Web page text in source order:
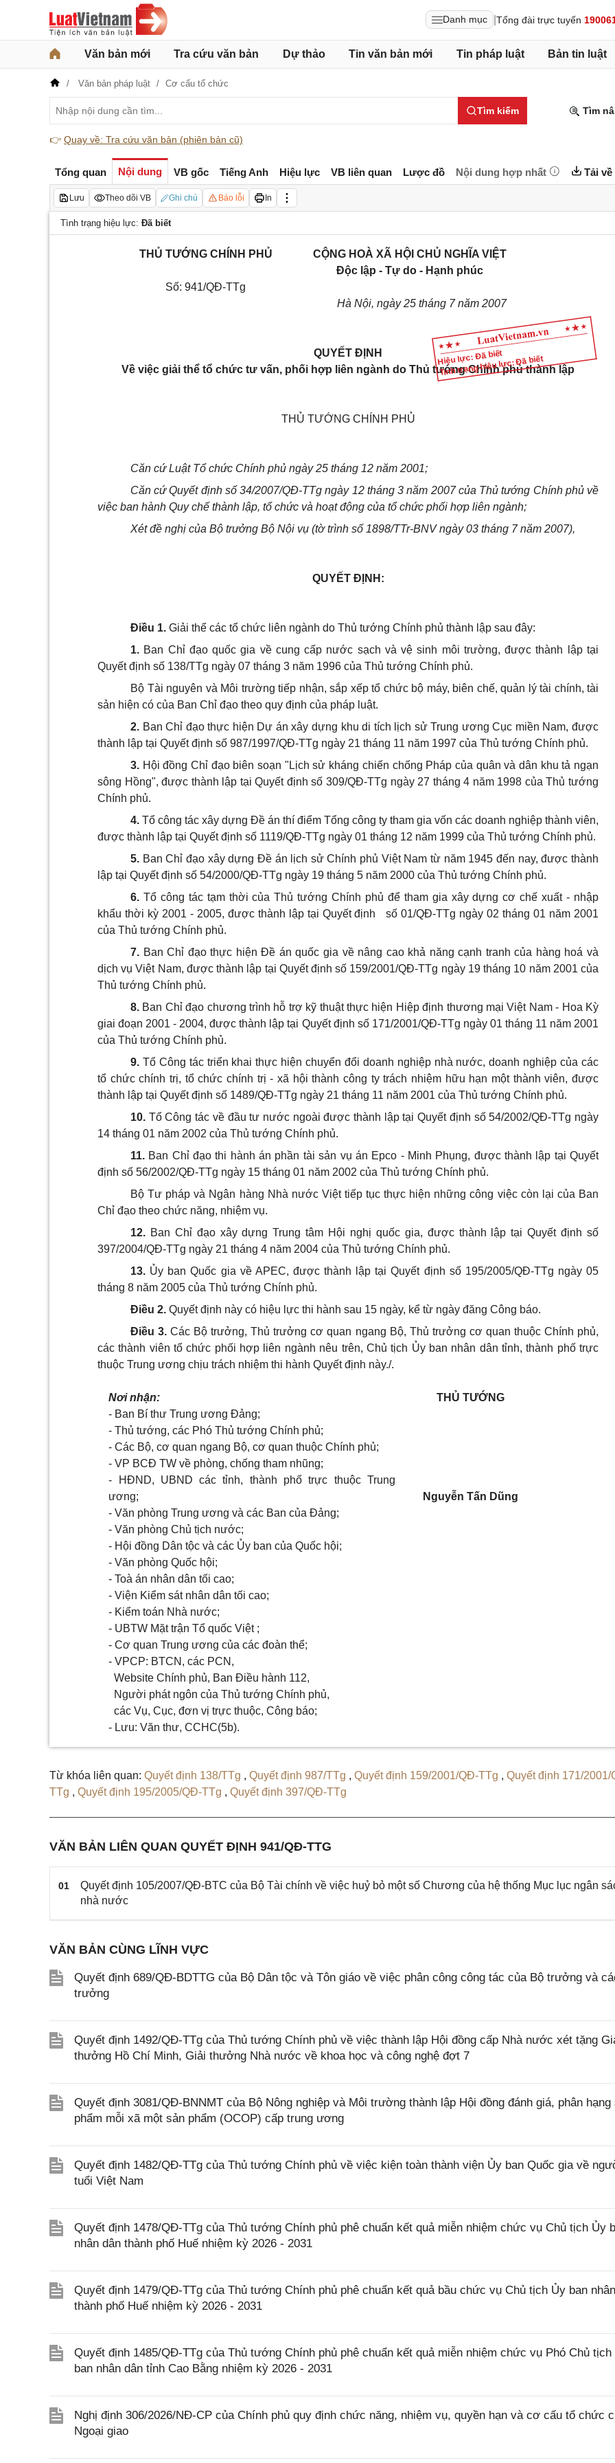
Danh mục Tổng đài trực tuyến
Văn bản mới Tra cứu văn bản Dự thảo Tin văn bản mới Tin pháp luật Bản tin luật
Văn bản pháp luật Cơ cấu tổ chức
Tìm kiếm Tìm
👉 Quay về: Tra cứu văn bản (phiên bản cũ)
Tổng quan Nội dung VB gốc Tiếng Anh Hiệu lực VB liên quan Lược đồ Nội dung hợp nhất Tải về
Lưu Theo dõi VB Ghi chú Báo lỗi In
Tình trạng hiệu lực: Đã biết
Hiệu lực: Đã biết
Tình trạng hiệu lực: Đã biết
THỦ TƯỚNG CHÍNH PHỦ
Số: 941/QĐ-TTg
CỘNG HOÀ XÃ HỘI CHỦ NGHĨA VIỆT
Độc lập - Tự do - Hạnh phúc
Hà Nội, ngày 25 tháng 7 năm 2007
QUYẾT ĐỊNH
Về việc giải thể tổ chức tư vấn, phối hợp liên ngành do Thủ tướng Chính phủ thành lập
THỦ TƯỚNG CHÍNH PHỦ
Căn cứ Luật Tổ chức Chính phủ ngày 25 tháng 12 năm 2001;
Căn cứ Quyết định số 34/2007/QĐ-TTg ngày 12 tháng 3 năm 2007 của Thủ tướng Chính phủ về
việc ban hành Quy chế thành lập, tổ chức và hoạt động của tổ chức phối hợp liên ngành;
Xét đề nghị của Bộ trưởng Bộ Nội vụ (tờ trình số 1898/TTr-BNV ngày 03 tháng 7 năm 2007),
QUYẾT ĐỊNH:
Điều 1. Giải thể các tổ chức liên ngành do Thủ tướng Chính phủ thành lập sau đây:
1. Ban Chỉ đạo quốc gia về cung cấp nước sạch và vệ sinh môi trường, được thành lập tại
Quyết định số 138/TTg ngày 07 tháng 3 năm 1996 của Thủ tướng Chính phủ.
Bộ Tài nguyên và Môi trường tiếp nhận, sắp xếp tổ chức bộ máy, biên chế, quản lý tài chính, tài
sản hiện có của Ban Chỉ đạo theo quy định của pháp luật.
2. Ban Chỉ đạo thực hiện Dự án xây dựng khu di tích lịch sử Trung ương Cục miền Nam, được
thành lập tại Quyết định số 987/1997/QĐ-TTg ngày 21 tháng 11 năm 1997 của Thủ tướng Chính phủ.
3. Hội đồng Chỉ đạo biên soạn "Lịch sử kháng chiến chống Pháp của quân và dân khu tả ngạn
sông Hồng", được thành lập tại Quyết định số 309/QĐ-TTg ngày 27 tháng 4 năm 1998 của Thủ tướng
Chính phủ.
4. Tổ công tác xây dựng Đề án thí điểm Tổng công ty tham gia vốn các doanh nghiệp thành viên,
được thành lập tại Quyết định số 1119/QĐ-TTg ngày 01 tháng 12 năm 1999 của Thủ tướng Chính phủ.
5. Ban Chỉ đạo xây dựng Đề án lịch sử Chính phủ Việt Nam từ năm 1945 đến nay, được thành
lập tại Quyết định số 54/2000/QĐ-TTg ngày 19 tháng 5 năm 2000 của Thủ tướng Chính phủ.
6. Tổ công tác tạm thời của Thủ tướng Chính phủ để tham gia xây dựng cơ chế xuất - nhập
khẩu thời kỳ 2001 - 2005, được thành lập tại Quyết định số 01/QĐ-TTg ngày 02 tháng 01 năm 2001
của Thủ tướng Chính phủ.
7. Ban Chỉ đạo thực hiện Đề án quốc gia về nâng cao khả năng cạnh tranh của hàng hoá và
dịch vụ Việt Nam, được thành lập tại Quyết định số 159/2001/QĐ-TTg ngày 19 tháng 10 năm 2001 của
Thủ tướng Chính phủ.
8. Ban Chỉ đạo chương trình hỗ trợ kỹ thuật thực hiện Hiệp định thương mại Việt Nam - Hoa Kỳ
giai đoạn 2001 - 2004, được thành lập tại Quyết định số 171/2001/QĐ-TTg ngày 01 tháng 11 năm 2001
của Thủ tướng Chính phủ.
9. Tổ Công tác triển khai thực hiện chuyển đổi doanh nghiệp nhà nước, doanh nghiệp của các
tổ chức chính trị, tổ chức chính trị - xã hội thành công ty trách nhiệm hữu hạn một thành viên, được
thành lập tại Quyết định số 1489/QĐ-TTg ngày 21 tháng 11 năm 2001 của Thủ tướng Chính phủ.
10. Tổ Công tác về đầu tư nước ngoài được thành lập tại Quyết định số 54/2002/QĐ-TTg ngày
14 tháng 01 năm 2002 của Thủ tướng Chính phủ.
11. Ban Chỉ đạo thi hành án phần tài sản vụ án Epco - Minh Phụng, được thành lập tại Quyết
định số 56/2002/QĐ-TTg ngày 15 tháng 01 năm 2002 của Thủ tướng Chính phủ.
Bộ Tư pháp và Ngân hàng Nhà nước Việt tiếp tục thực hiện những công việc còn lại của Ban
Chỉ đạo theo chức năng, nhiệm vụ.
12. Ban Chỉ đạo xây dựng Trung tâm Hội nghị quốc gia, được thành lập tại Quyết định số
397/2004/QĐ-TTg ngày 21 tháng 4 năm 2004 của Thủ tướng Chính phủ.
13. Ủy ban Quốc gia về APEC, được thành lập tại Quyết định số 195/2005/QĐ-TTg ngày 05
tháng 8 năm 2005 của Thủ tướng Chính phủ.
Điều 2. Quyết định này có hiệu lực thi hành sau 15 ngày, kể từ ngày đăng Công báo.
Điều 3. Các Bộ trưởng, Thủ trưởng cơ quan ngang Bộ, Thủ trưởng cơ quan thuộc Chính phủ,
các thành viên tổ chức phối hợp liên ngành nêu trên, Chủ tịch Ủy ban nhân dân tỉnh, thành phố trực
thuộc Trung ương chịu trách nhiệm thi hành Quyết định này./.
Nơi nhận:
- Ban Bí thư Trung ương Đảng;
- Thủ tướng, các Phó Thủ tướng Chính phủ;
- Các Bộ, cơ quan ngang Bộ, cơ quan thuộc Chính phủ;
- VP BCĐ TW về phòng, chống tham nhũng;
- HĐND, UBND các tỉnh, thành phố trực thuộc Trung
ương;
- Văn phòng Trung ương và các Ban của Đảng;
- Văn phòng Chủ tịch nước;
- Hội đồng Dân tộc và các Ủy ban của Quốc hội;
- Văn phòng Quốc hội;
- Toà án nhân dân tối cao;
- Viện Kiểm sát nhân dân tối cao;
- Kiểm toán Nhà nước;
- UBTW Mặt trận Tổ quốc Việt ;
- Cơ quan Trung ương của các đoàn thể;
- VPCP: BTCN, các PCN,
Website Chính phủ, Ban Điều hành 112,
Người phát ngôn của Thủ tướng Chính phủ,
các Vụ, Cục, đơn vị trực thuộc, Công báo;
- Lưu: Văn thư, CCHC(5b).
THỦ TƯỚNG
Nguyễn Tấn Dũng
Từ khóa liên quan: Quyết định 138/TTg , Quyết định 987/TTg , Quyết định 159/2001/QĐ-TTg , Quyết định 171/2001/
TTg , Quyết định 195/2005/QĐ-TTg , Quyết định 397/QĐ-TTg
VĂN BẢN LIÊN QUAN QUYẾT ĐỊNH 941/QĐ-TTG
01
Quyết định 105/2007/QĐ-BTC của Bộ Tài chính về việc huỷ bỏ một số Chương của hệ thống Mục lục ngân
nhà nước
VĂN BẢN CÙNG LĨNH VỰC
Quyết định 689/QĐ-BDTTG của Bộ Dân tộc và Tôn giáo về việc phân công công tác của Bộ trưởng và
trưởng
Quyết định 1492/QĐ-TTg của Thủ tướng Chính phủ về việc thành lập Hội đồng cấp Nhà nước xét tặng
thưởng Hồ Chí Minh, Giải thưởng Nhà nước về khoa học và công nghệ đợt 7
Quyết định 3081/QĐ-BNNMT của Bộ Nông nghiệp và Môi trường thành lập Hội đồng đánh giá, phân hạng
phẩm mỗi xã một sản phẩm (OCOP) cấp trung ương
Quyết định 1482/QĐ-TTg của Thủ tướng Chính phủ về việc kiện toàn thành viện Ủy ban Quốc gia về
tuổi Việt Nam
Quyết định 1478/QĐ-TTg của Thủ tướng Chính phủ phê chuẩn kết quả miễn nhiệm chức vụ Chủ tịch Ủy
nhân dân thành phố Huế nhiệm kỳ 2026 - 2031
Quyết định 1479/QĐ-TTg của Thủ tướng Chính phủ phê chuẩn kết quả bầu chức vụ Chủ tịch Ủy ban
thành phố Huế nhiệm kỳ 2026 - 2031
Quyết định 1485/QĐ-TTg của Thủ tướng Chính phủ phê chuẩn kết quả miễn nhiệm chức vụ Phó Chủ tịch
ban nhân dân tỉnh Cao Bằng nhiệm kỳ 2026 - 2031
Nghị định 306/2026/NĐ-CP của Chính phủ quy định chức năng, nhiệm vụ, quyền hạn và cơ cấu tổ chức
Ngoại giao